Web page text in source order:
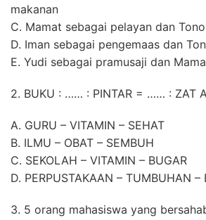
makanan
C. Mamat sebagai pelayan dan
D. Iman sebagai pengemaas dan
E. Yudi sebagai pramusaji dan
2. BUKU : …… : PINTAR = …… : ZAT
A. GURU – VITAMIN – SEHAT
B. ILMU – OBAT – SEMBUH
C. SEKOLAH – VITAMIN – BUGAR
D. PERPUSTAKAAN – TUMBUHAN –
3. 5 orang mahasiswa yang